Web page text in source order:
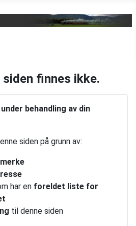
finnes ikke.
behandling av din
siden på grunn av:
har en foreldet liste for
til denne siden